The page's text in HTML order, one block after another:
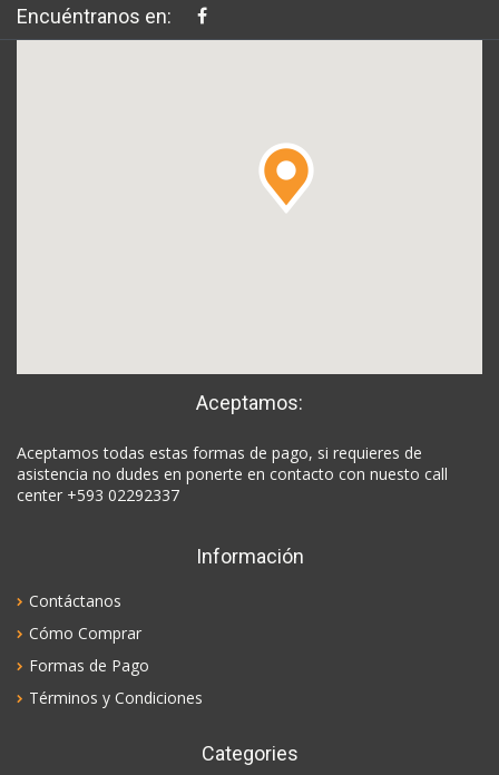
Encuéntranos en:
Aceptamos:
Aceptamos todas estas formas de pago, si requieres de
asistencia no dudes en ponerte en contacto con nuesto call
center +593 02292337
Información
Contáctanos
Cómo Comprar
Formas de Pago
Términos y Condiciones
Categories